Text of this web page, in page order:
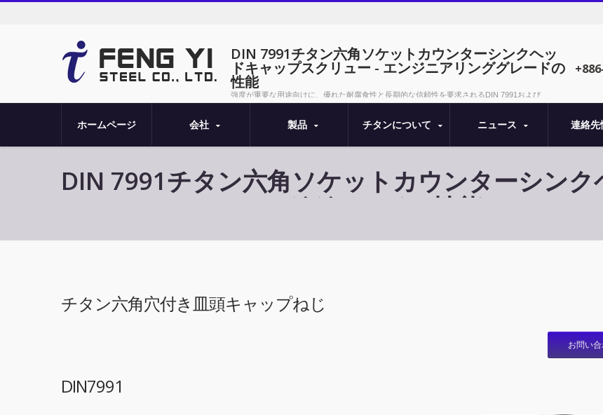
DIN 7991チタン六角ソケットカウンターシンクヘッ
ドキャップスクリュー - エンジニアリンググレードの
性能
強度が重要な用途向けに、優れた耐腐食性と長期的な信頼性を要求されるDIN 7991および
ホームページ 会社 製品 チタンについて ニュース 連絡先
DIN 7991チタン六角ソケットカウンターシン
ー - エンジニアリンググレードの性能
チタン六角穴付き皿頭キャップねじ
お問い
DIN7991